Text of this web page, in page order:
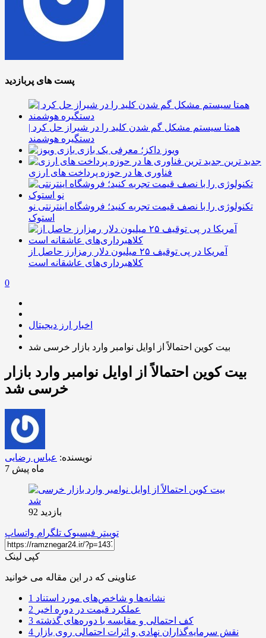
پست های پربازدید
همتا سیستم مشکل گم شدن کلید را در شیراز حل کرد |
دستگیره هوشمند
ویوز داکز؛ معرفی یک بازی
جدید ترین
فناوری ها در حوزه پرداخت های ارزی
تکنولوژی را با نصف قیمت تجربه کنید؛ فروشگاه اینترنتی نو
استوک
آمریکا در پی توقیف ۲۵ میلیون دلار رمزارز حاصل از
کلاهبرداری‌های عاشقانه است
0
اخبار ارز دیجیتال
بیت کوین احتمالاً از اوایل نوامبر وارد بازار خرسی شد
بیت کوین احتمالاً از اوایل نوامبر وارد بازار
خرسی شد
نویسنده: عباس رضایی
7 ماه پیش
بازدید 92
توییتر فیسبوک تلگرام واتساپ
کپی لینک
عناوینی که در این مقاله می خوانید
1 نشانه‌ها و شاخص‌های مورد استناد
2 عملکرد قیمت در دوره اخیر
3 کف احتمالی و مقایسه با دوره‌های گذشته
4 نقش سرمایه‌گذاران نهادی و اثرات احتمالی روی بازار